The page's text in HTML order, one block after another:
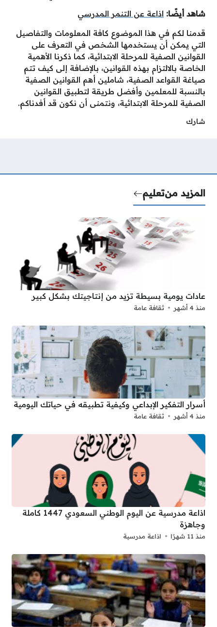
شاهد أيضًا: اذاعة عن التنمر المدرسي
قدمنا لكم في هذا الموضوع كافة المعلومات والتفاصيل
التي يمكن أن يستخدمها الشخص في التعرف على
القوانين الصفية للمرحلة الابتدائية، كما ذكرنا الأهمية
الخاصة بالالتزام بهذه القوانين، بالإضافة إلى كيف تتم
صياغة القواعد الصفية، شاملين أهم القوانين الصفية
بالنسبة للمعلمين وأفضل طريقة لتطبيق القوانين
الصفية للمرحلة الابتدائية، ونتمنى أن نكون قد أفدناكم.
شارك
المزيد منتعليم
عادات يومية بسيطة تزيد من إنتاجيتك بشكل كبير
منذ 4 أشهر ثقافة عامة
أسرار التفكير الإبداعي وكيفية تطبيقه في حياتك اليومية
منذ 4 أشهر ثقافة عامة
اذاعة مدرسية عن اليوم الوطني السعودي 1447 كاملة
وجاهزة
منذ 11 شهرًا اذاعة مدرسية